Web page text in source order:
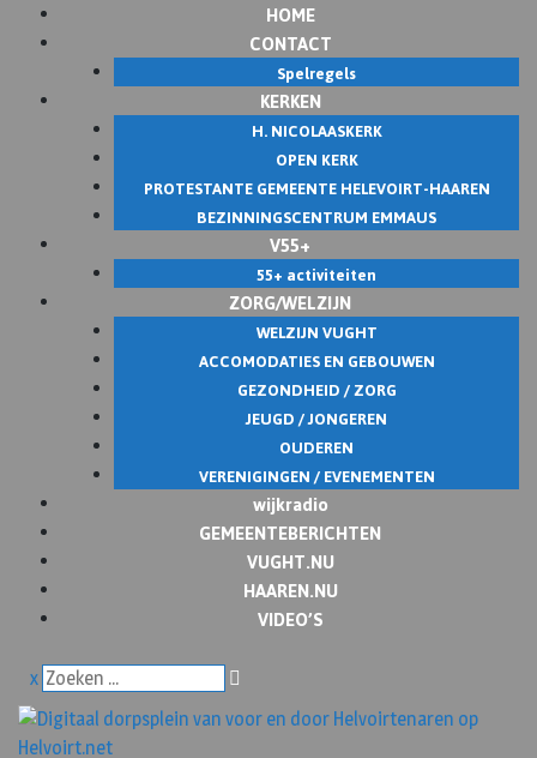
HOME
CONTACT
Spelregels
KERKEN
H. NICOLAASKERK
OPEN KERK
PROTESTANTE GEMEENTE HELEVOIRT-HAAREN
BEZINNINGSCENTRUM EMMAUS
V55+
55+ activiteiten
ZORG/WELZIJN
WELZIJN VUGHT
ACCOMODATIES EN GEBOUWEN
GEZONDHEID / ZORG
JEUGD / JONGEREN
OUDEREN
VERENIGINGEN / EVENEMENTEN
wijkradio
GEMEENTEBERICHTEN
VUGHT.NU
HAAREN.NU
VIDEO’S
x